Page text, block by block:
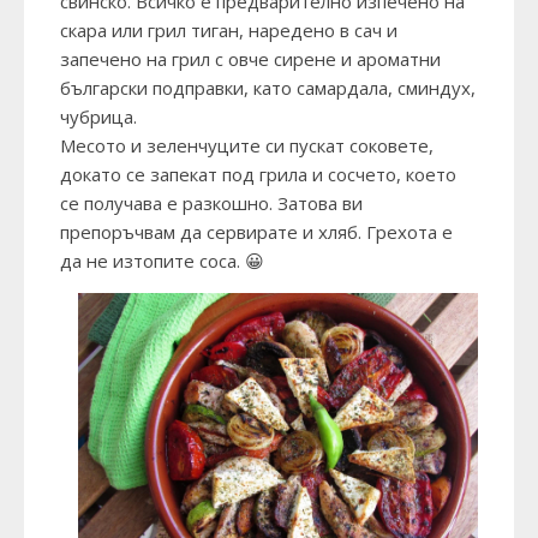
скара или грил тиган, наредено в сач и
запечено на грил с овче сирене и ароматни
български подправки, като самардала, сминдух,
чубрица.
Месото и зеленчуците си пускат соковете,
докато се запекат под грила и сосчето, което
се получава е разкошно. Затова ви
препоръчвам да сервирате и хляб. Грехота е
да не изтопите соса. 😀